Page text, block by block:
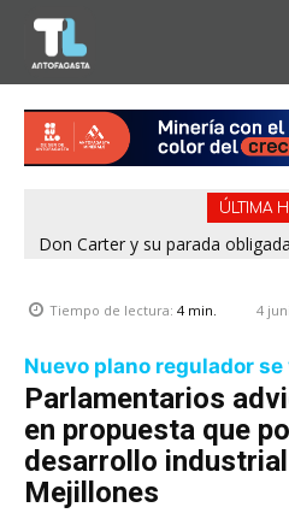
ÚLTIMA
Don Carter y su parada
Tiempo de lectura: 4min. 4
Nuevo plano regulador
Parlamentarios
en propuesta que
desarrollo
Mejillones